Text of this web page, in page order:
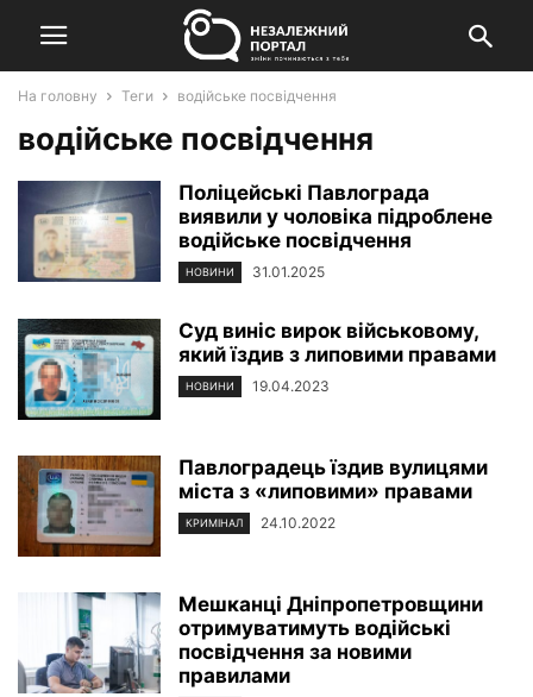
На головну Теги водійське посвідчення
водійське посвідчення
Поліцейські Павлограда
виявили у чоловіка підроблене
водійське посвідчення
НОВИНИ 31.01.2025
Суд виніс вирок військовому,
який їздив з липовими правами
НОВИНИ 19.04.2023
Павлоградець їздив вулицями
міста з «липовими» правами
КРИМІНАЛ 24.10.2022
Мешканці Дніпропетровщини
отримуватимуть водійські
посвідчення за новими
правилами